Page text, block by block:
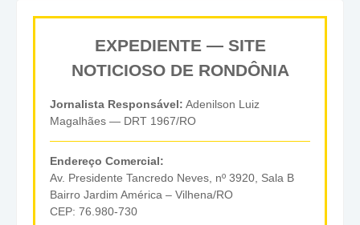
EXPEDIENTE — SITE
NOTICIOSO DE RONDÔNIA
Jornalista Responsável: Adenilson Luiz
Magalhães — DRT 1967/RO
Endereço Comercial:
Av. Presidente Tancredo Neves, nº 3920, Sala B
Bairro Jardim América – Vilhena/RO
CEP: 76.980-730